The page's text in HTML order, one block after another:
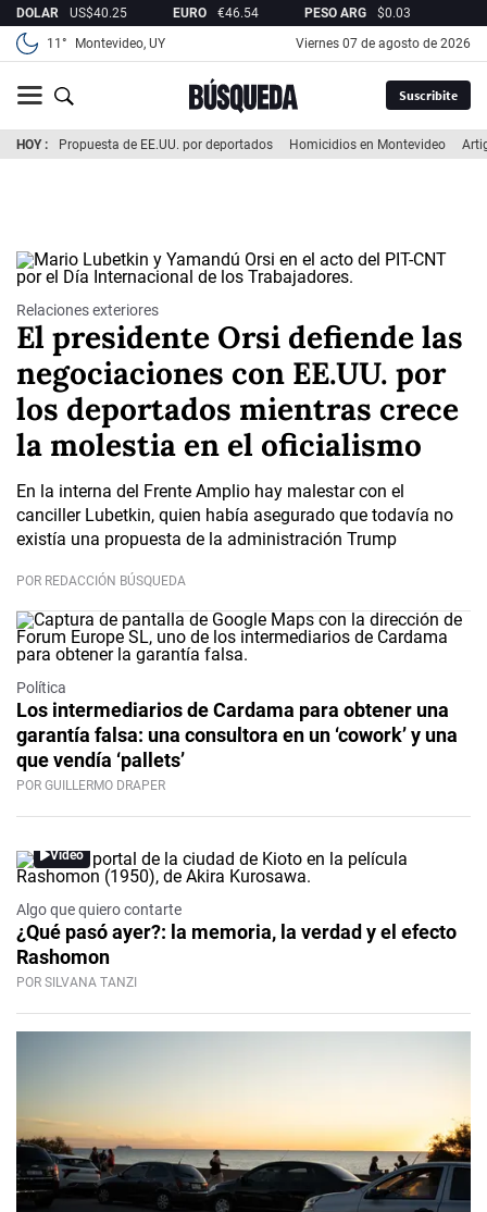
DOLAR US$40.25 EURO €46.54 PESO ARG $0.03
11°
Montevideo, UY viernes 07 de agosto de 2026
Suscribite
HOY Propuesta de EE.UU. por deportados Homicidios en Montevideo
Relaciones exteriores
El presidente Orsi defiende las
negociaciones con EE.UU. por
los deportados mientras crece
la molestia en el oficialismo
En la interna del Frente Amplio hay malestar con el
canciller Lubetkin, quien había asegurado que todavía no
existía una propuesta de la administración Trump
POR REDACCIÓN BÚSQUEDA
Política
Los intermediarios de Cardama para obtener una
garantía falsa: una consultora en un ‘cowork’ y una
que vendía ‘pallets’
POR GUILLERMO DRAPER
Video
Algo que quiero contarte
¿Qué pasó ayer?: la memoria, la verdad y el efecto
Rashomon
POR SILVANA TANZI